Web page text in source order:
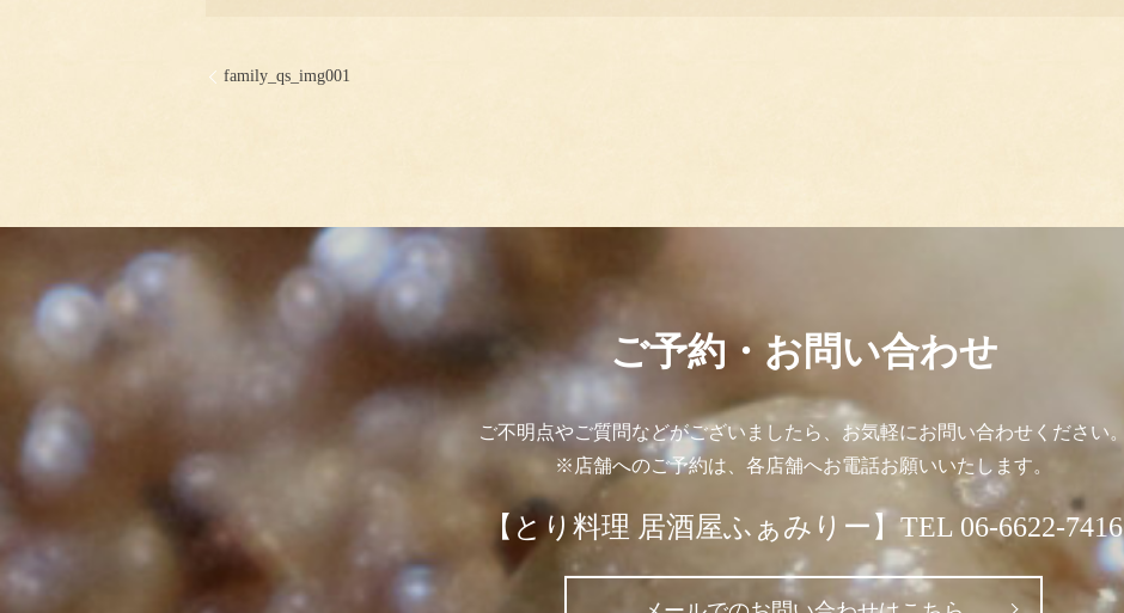
family_qs_img001
ご予約・お問い合わせ
ご不明点やご質問などがございましたら、お気軽にお問い合わせください。
※店舗へのご予約は、各店舗へお電話お願いいたします。
【とり料理 居酒屋ふぁみりー】TEL 06-6622-7416